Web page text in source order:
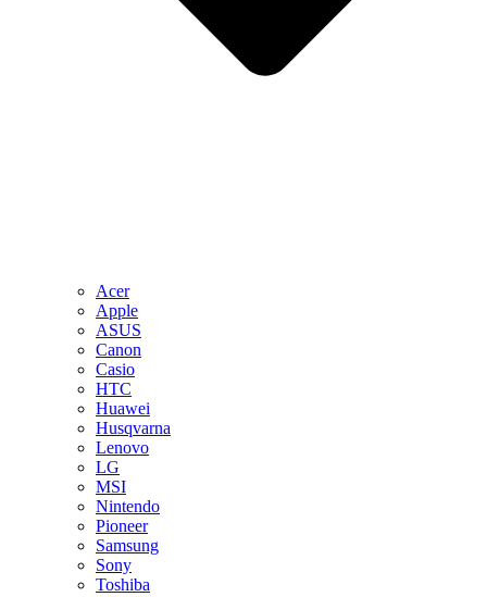
Acer
Apple
ASUS
Canon
Casio
HTC
Huawei
Husqvarna
Lenovo
LG
MSI
Nintendo
Pioneer
Samsung
Sony
Toshiba